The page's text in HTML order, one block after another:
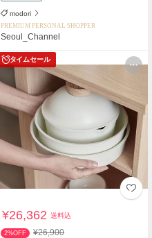
modori
PREMIUM PERSONAL SHOPPER
Seoul_Channel
タイムセール
¥26,362送料込
2%OFF ¥26,900